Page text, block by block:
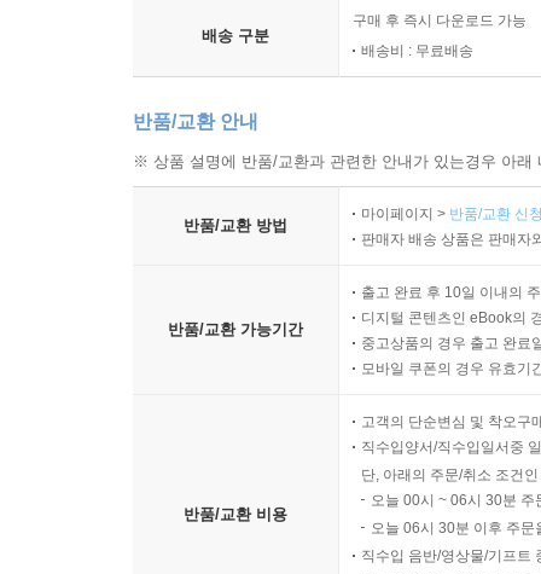
배송 구분
구매 후 즉시 다운로드 가능
배송비 : 무료배송
반품/교환 안내
※ 상품 설명에 반품/교환과 관련한 안내가 있는경우 아
반품/교환 방법
마이페이지 > 반품/교환 신
판매자 배송 상품은 판매자
반품/교환 가능기간
출고 완료 후 10일 이내의
디지털 콘텐츠인 eBook의
중고상품의 경우 출고 완료
모바일 쿠폰의 경우 유효기
반품/교환 비용
고객의 단순변심 및 착오구
직수입양서/직수입일서중
단, 아래의 주문/취소 조건
오늘 00시 ~ 06시 30분
오늘 06시 30분 이후 주
직수입 음반/영상물/기프트